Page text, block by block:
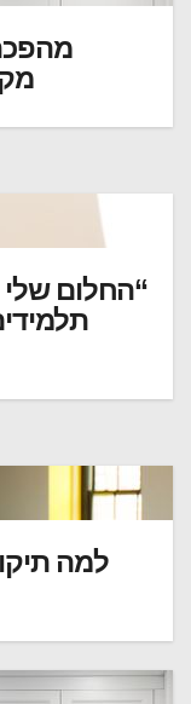
“החלום שלי
למה